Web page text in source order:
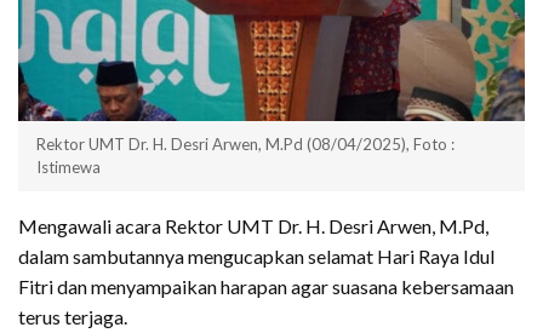
Rektor UMT Dr. H. Desri Arwen, M.Pd (08/04/2025), Foto :
Istimewa
Mengawali acara Rektor UMT Dr. H. Desri Arwen, M.Pd,
dalam sambutannya mengucapkan selamat Hari Raya Idul
Fitri dan menyampaikan harapan agar suasana kebersamaan
terus terjaga.